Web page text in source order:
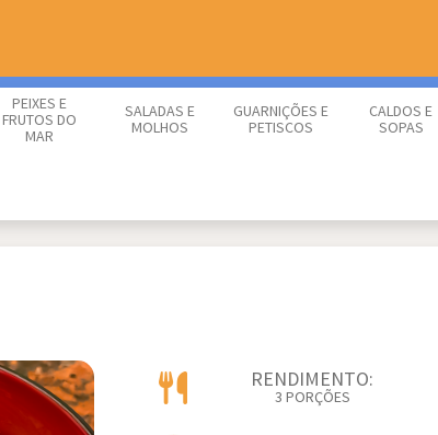
PEIXES E
FRUTOS DO
MAR
SALADAS E
MOLHOS
GUARNIÇÕES E
PETISCOS
CALDOS E
SOPAS
RENDIMENTO:
3 PORÇÕES